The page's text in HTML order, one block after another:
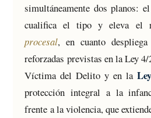
simultáneamente dos planos: el
cualifica el tipo y eleva el
procesal, en cuanto
reforzadas previstas en la Ley
Víctima del Delito y en la
protección integral a la
frente a la violencia, que